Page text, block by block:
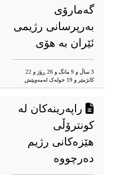
گەمارۆی
بەرپرسانی رژیمی
ئێران بە هۆی
3 ساڵ و 9 مانگ و 26 ڕۆژ و 22
کاتژمێر و 19 خوله‌ک له‌مه‌وپێش‌
راپەرینەکان لە
کونترۆڵی
هێزەکانی رژیم
دەرچووە